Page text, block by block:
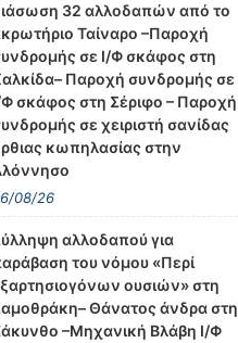
32 αλλοδαπών από το
Ταίναρο –Παροχή
σε Ι/Φ σκάφος στη
Παροχή συνδρομής σε
Φ σκάφος στη Σέριφο – Παροχή
σε χειριστή σανίδας
κωπηλασίας στην
08/26
αλλοδαπού για
του νόμου «Περί
ουσιών» στη
Θάνατος άνδρα στη
–Μηχανική Βλάβη Ι/Φ